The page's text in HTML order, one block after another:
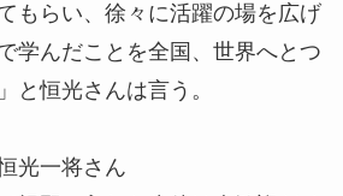
もらい、徐々に活躍の場を広げ
学んだことを全国、世界へとつ
と恒光さんは言う。
光一将さん